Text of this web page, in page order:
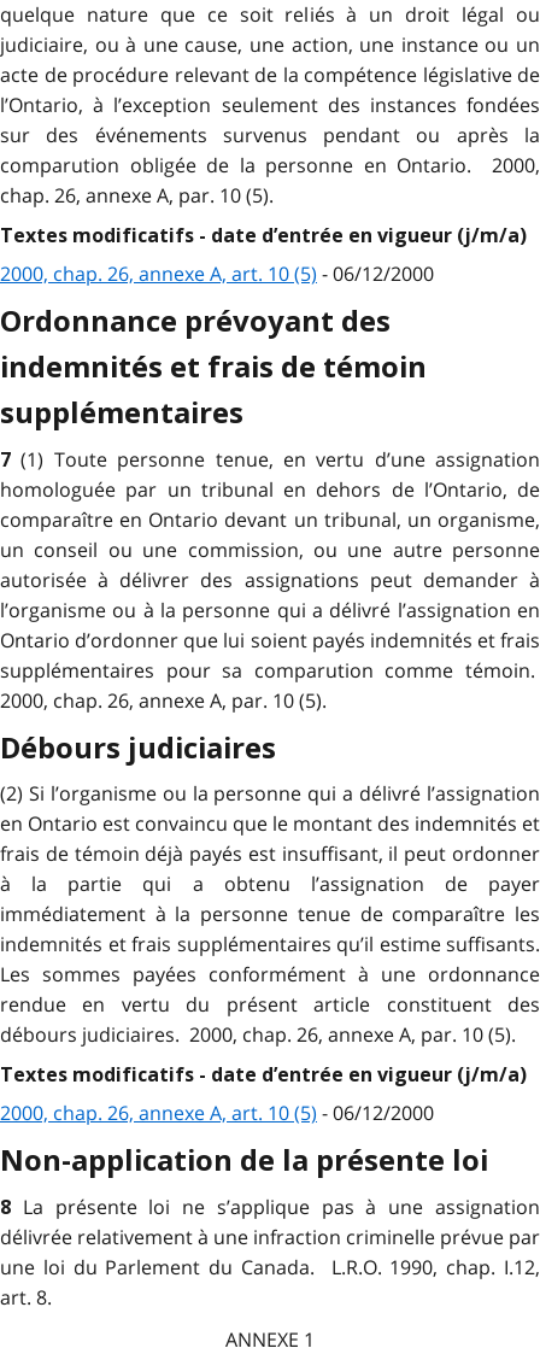
quelque nature que ce soit reliés à un droit légal ou
judiciaire, ou à une cause, une action, une instance ou un
acte de procédure relevant de la compétence législative de
l’Ontario, à l’exception seulement des instances fondées
sur des événements survenus pendant ou après la
comparution obligée de la personne en Ontario. 2000,
chap. 26, annexe A, par. 10 (5).
Textes modificatifs - date d’entrée en vigueur (j/m/a)
2000, chap. 26, annexe A, art. 10 (5) - 06/12/2000
Ordonnance prévoyant des
indemnités et frais de témoin
supplémentaires
7(1) Toute personne tenue, en vertu d’une assignation
homologuée par un tribunal en dehors de l’Ontario, de
comparaître en Ontario devant un tribunal, un organisme,
un conseil ou une commission, ou une autre personne
autorisée à délivrer des assignations peut demander à
l’organisme ou à la personne qui a délivré l’assignation en
Ontario d’ordonner que lui soient payés indemnités et frais
supplémentaires pour sa comparution comme témoin.
2000, chap. 26, annexe A, par. 10 (5).
Débours judiciaires
(2) Si l’organisme ou la personne qui a délivré l’assignation
en Ontario est convaincu que le montant des indemnités et
frais de témoin déjà payés est insuffisant, il peut ordonner
à la partie qui a obtenu l’assignation de payer
immédiatement à la personne tenue de comparaître les
indemnités et frais supplémentaires qu’il estime suffisants.
Les sommes payées conformément à une ordonnance
rendue en vertu du présent article constituent des
débours judiciaires. 2000, chap. 26, annexe A, par. 10 (5).
Textes modificatifs - date d’entrée en vigueur (j/m/a)
2000, chap. 26, annexe A, art. 10 (5) - 06/12/2000
Non-application de la présente loi
8 La présente loi ne s’applique pas à une assignation
délivrée relativement à une infraction criminelle prévue par
une loi du Parlement du Canada. L.R.O. 1990, chap. I.12,
art. 8.
ANNEXE 1